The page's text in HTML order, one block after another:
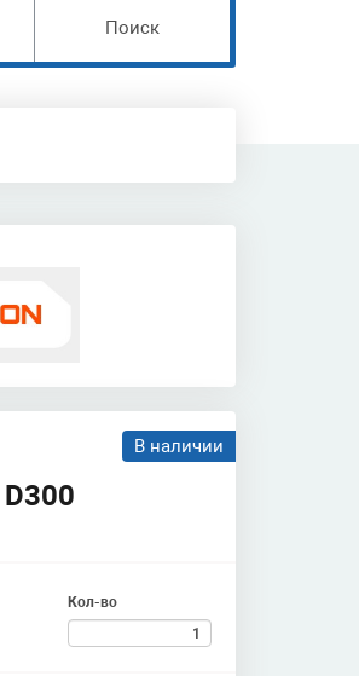
Поиск
В наличии
D300
Кол-во